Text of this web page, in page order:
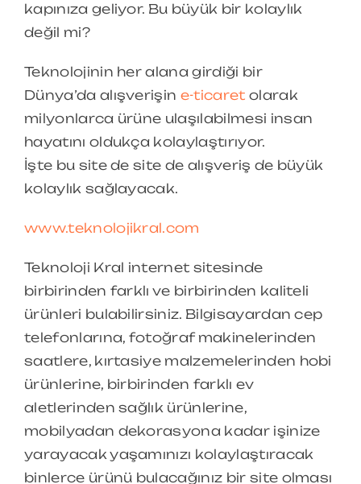
kapınıza geliyor. Bu büyük bir kolaylık
değil mi?
Teknolojinin her alana girdiği bir
Dünya’da alışverişin e-ticaret olarak
milyonlarca ürüne ulaşılabilmesi insan
hayatını oldukça kolaylaştırıyor.
İşte bu site de site de alışveriş de büyük
kolaylık sağlayacak.
www.teknolojikral.com
Teknoloji Kral internet sitesinde
birbirinden farklı ve birbirinden kaliteli
ürünleri bulabilirsiniz. Bilgisayardan cep
telefonlarına, fotoğraf makinelerinden
saatlere, kırtasiye malzemelerinden hobi
ürünlerine, birbirinden farklı ev
aletlerinden sağlık ürünlerine,
mobilyadan dekorasyona kadar işinize
yarayacak yaşamınızı kolaylaştıracak
binlerce ürünü bulacağınız bir site olması